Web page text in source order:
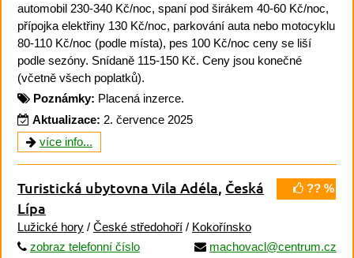
automobil 230-340 Kč/noc, spaní pod širákem 40-60 Kč/noc,
přípojka elektřiny 130 Kč/noc, parkování auta nebo motocyklu
80-110 Kč/noc (podle místa), pes 100 Kč/noc ceny se liší
podle sezóny. Snídaně 115-150 Kč. Ceny jsou konečné
(včetně všech poplatků).
Poznámky: Placená inzerce.
Aktualizace: 2. července 2025
více info...
?? %
Turistická ubytovna Vila Adéla, Česká
Lípa
Lužické hory / České středohoří / Kokořínsko
zobraz telefonní číslo
machovacl@centrum.cz